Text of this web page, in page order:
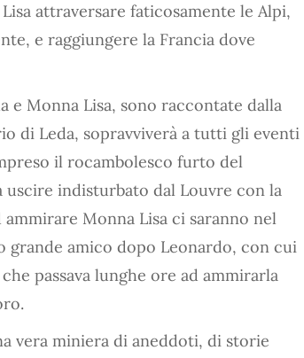
attraversare faticosamente le Alpi,
e raggiungere la Francia dove
e Monna Lisa, sono raccontate dalla
di Leda, sopravviverà a tutti gli eventi
il rocambolesco furto del
uscire indisturbato dal Louvre con la
Monna Lisa ci saranno nel
grande amico dopo Leonardo, con cui
passava lunghe ore ad ammirarla
vera miniera di aneddoti, di storie